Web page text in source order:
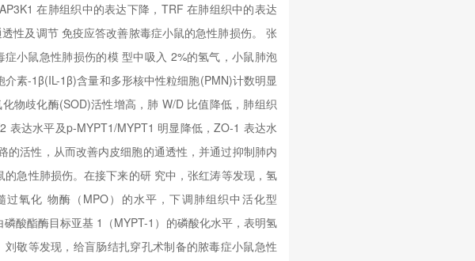
在肺组织中的表达下降，TRF 在肺组织中的表达
性及调节 免疫应答改善脓毒症小鼠的急性肺损伤。 张
小鼠急性肺损伤的模 型中吸入 2%的氢气，小鼠肺泡
素-1β(IL-1β)含量和多形核中性粒细胞(PMN)计数明显
物歧化酶(SOD)活性增高，肺 W/D 比值降低，肺组织
表达水平及p-MYPT1/MYPT1 明显降低，ZO-1 表达水
的活性，从而改善内皮细胞的通透性，并通过抑制肺内
急性肺损伤。在接下来的研 究中，张红涛等发现，氢
氧化 物酶（MPO）的水平，下调肺组织中活化型
酸酯酶目标亚基 1（MYPT-1）的磷酸化水平，表明氢
敬等发现，给盲肠结扎穿孔术制备的脓毒症小鼠急性